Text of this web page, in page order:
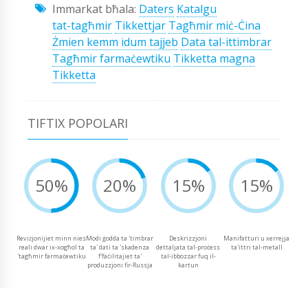
Immarkat bħala: Daters Katalgu
tat-tagħmir Tikkettjar Tagħmir miċ-Ċina
Żmien kemm idum tajjeb Data tal-ittimbrar
Tagħmir farmaċewtiku Tikketta magna
Tikketta
TIFTIX POPOLARI
50%
Reviżjonijiet minn nies
reali dwar ix-xogħol ta
'tagħmir farmaċewtiku
20%
Modi ġodda ta 'timbrar
ta' dati ta 'skadenza
f'faċilitajiet ta'
produzzjoni fir-Russja
15%
Deskrizzjoni
dettaljata tal-proċess
tal-ibbozzar fuq il-
kartun
15%
Manifatturi u xerrejja
ta'ittri tal-metall